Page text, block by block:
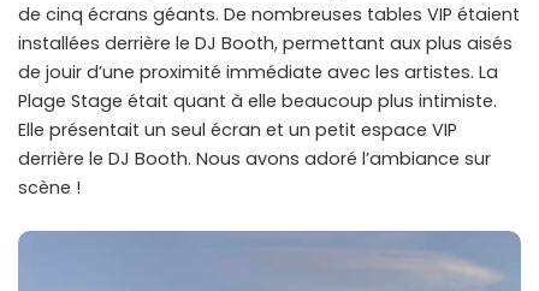
de cinq écrans géants. De nombreuses tables VIP étaient
installées derrière le DJ Booth, permettant aux plus aisés
de jouir d’une proximité immédiate avec les artistes. La
Plage Stage était quant à elle beaucoup plus intimiste.
Elle présentait un seul écran et un petit espace VIP
derrière le DJ Booth. Nous avons adoré l’ambiance sur
scène !